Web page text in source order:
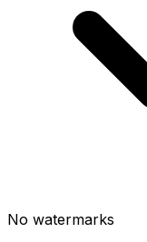
No watermarks